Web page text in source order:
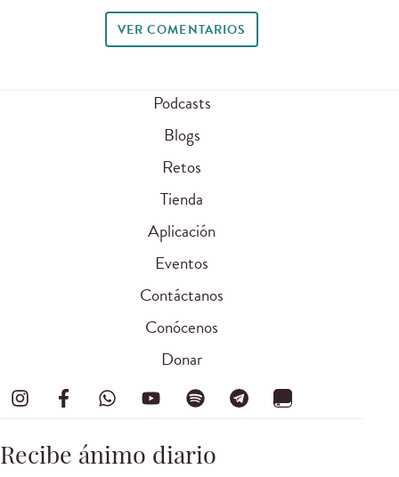
VER COMENTARIOS
Podcasts
Blogs
Retos
Tienda
Aplicación
Eventos
Contáctanos
Conócenos
Donar
Recibe ánimo diario